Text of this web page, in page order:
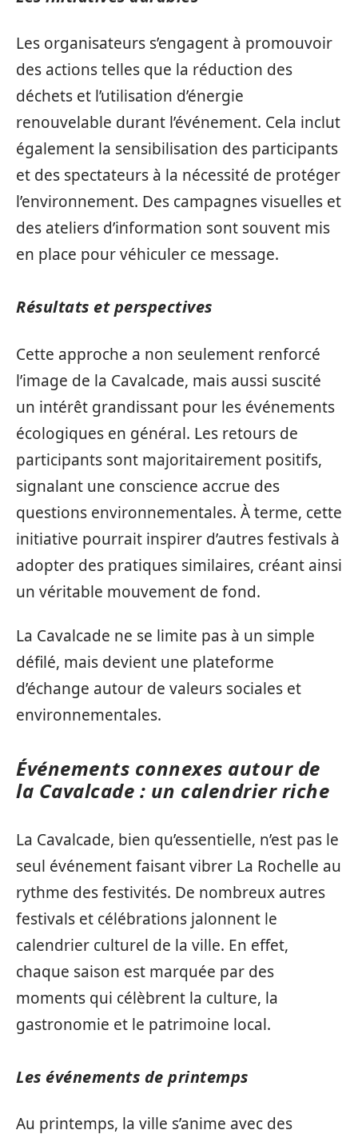
Les organisateurs s’engagent à promouvoir
des actions telles que la réduction des
déchets et l’utilisation d’énergie
renouvelable durant l’événement. Cela inclut
également la sensibilisation des participants
et des spectateurs à la nécessité de protéger
l’environnement. Des campagnes visuelles et
des ateliers d’information sont souvent mis
en place pour véhiculer ce message.
Résultats et perspectives
Cette approche a non seulement renforcé
l’image de la Cavalcade, mais aussi suscité
un intérêt grandissant pour les événements
écologiques en général. Les retours de
participants sont majoritairement positifs,
signalant une conscience accrue des
questions environnementales. À terme, cette
initiative pourrait inspirer d’autres festivals à
adopter des pratiques similaires, créant ainsi
un véritable mouvement de fond.
La Cavalcade ne se limite pas à un simple
défilé, mais devient une plateforme
d’échange autour de valeurs sociales et
environnementales.
Événements connexes autour de
la Cavalcade : un calendrier riche
La Cavalcade, bien qu’essentielle, n’est pas le
seul événement faisant vibrer La Rochelle au
rythme des festivités. De nombreux autres
festivals et célébrations jalonnent le
calendrier culturel de la ville. En effet,
chaque saison est marquée par des
moments qui célèbrent la culture, la
gastronomie et le patrimoine local.
Les événements de printemps
Au printemps, la ville s’anime avec des